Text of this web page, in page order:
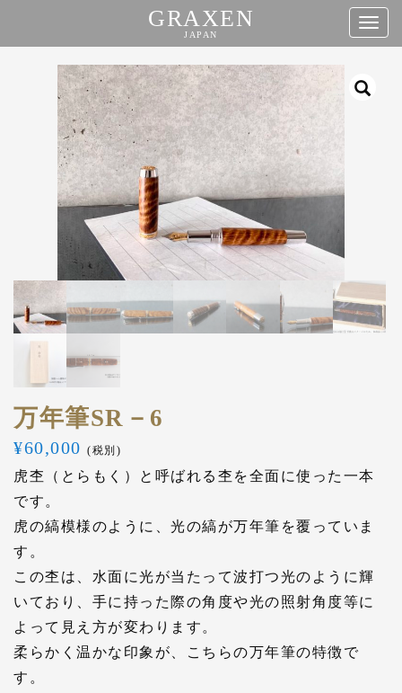
プ
GRAXEN
JAPAN
タ
万年筆SR－6
¥60,000 (税別)
虎杢（とらもく）と呼ばれる杢を全面に使った一本
です。
虎の縞模様のように、光の縞が万年筆を覆っていま
す。
この杢は、水面に光が当たって波打つ光のように輝
いており、手に持った際の角度や光の照射角度等に
よって見え方が変わります。
柔らかく温かな印象が、こちらの万年筆の特徴で
す。